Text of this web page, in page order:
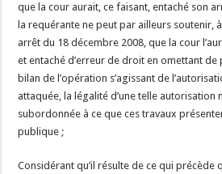
que la cour aurait, ce faisant, entaché son
la requérante ne peut par ailleurs soutenir,
arrêt du 18 décembre 2008, que la cour
et entaché d’erreur de droit en omettant
bilan de l’opération s’agissant de
attaquée, la légalité d’une telle autorisation
subordonnée à ce que ces travaux
publique ;
Considérant qu’il résulte de ce qui précède